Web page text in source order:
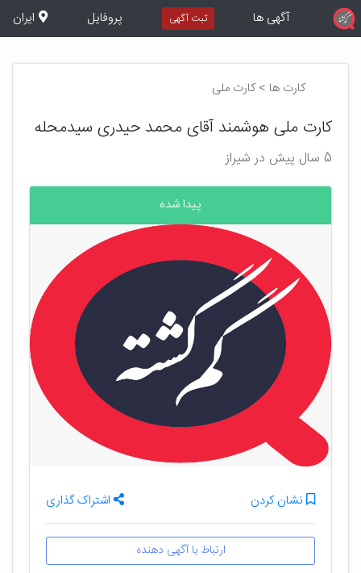
آگهی ها ثبت آگهی پروفایل ایران
کارت ها > کارت ملی
کارت ملی هوشمند آقای محمد حیدری سیدمحله
5 سال پیش در شیراز
پیدا شده
نشان کردن اشتراک گذاری
ارتباط با آگهی دهنده